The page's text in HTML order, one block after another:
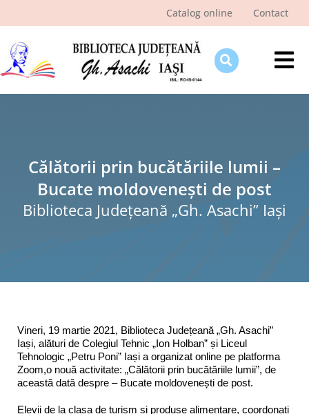
Catalog online Contact
Ştiri şi evenimente
Programe şi proiecte
Interes public
Călătorii prin bucătăriile lumii –
Bucate moldovenești de post
Biblioteca Judeţeană „Gh. Asachi” Iaşi
Vineri, 19 martie 2021, Biblioteca Județeană „Gh. Asachi”
Iași, alături de Colegiul Tehnic „Ion Holban” și Liceul
Tehnologic „Petru Poni” Iași a organizat online pe platforma
Zoom,o nouă activitate: „Călătorii prin bucătăriile lumii”, de
această dată despre – Bucate moldovenești de post.
Elevii de la clasa de turism și produse alimentare, coordonați